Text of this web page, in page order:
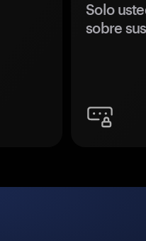
Solo
sobre